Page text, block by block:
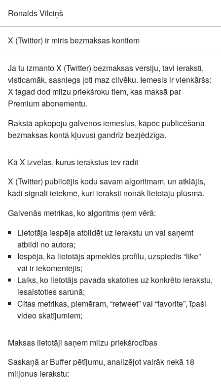
Ronalds Vilciņš
X (Twitter) ir miris bezmaksas kontiem
Ja tu izmanto X (Twitter) bezmaksas versiju, tavi ieraksti,
visticamāk, sasniegs ļoti maz cilvēku. Iemesls ir vienkāršs:
X tagad dod milzu priekšroku tiem, kas maksā par
Premium abonementu.
Rakstā apkopoju galvenos iemeslus, kāpēc publicēšana
bezmaksas kontā kļuvusi gandrīz bezjēdzīga.
Kā X izvēlas, kurus ierakstus tev rādīt
X (Twitter) publicējis kodu savam algoritmam, un atklājis,
kādi signāli ietekmē, kuri ieraksti nonāk lietotāju plūsmā.
Galvenās metrikas, koalgoritms ņem vērā:
Lietotāja iespēja atbildēt uz ierakstu un vai saņemt
atbildi no autora;
Iespēja, ka lietotājs apmeklēs profilu, uzspiedīs “like”
vai ir iekomentējis;
Laiks, ko lietotājs pavada skatoties uz konkrēto ierakstu,
iesaistoties sarunā;
Citas metrikas, piemēram, “retweet” vai “favorite”, īpaši
video skatījumiem;
Maksas lietotāji saņem milzu priekšrocības
Saskaņā arBuffer pētījumu, analizējot vairāk nekā 18
miljonus ierakstu: